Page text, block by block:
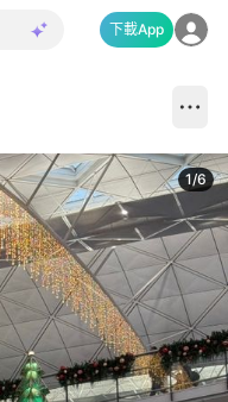
下載App
1/6